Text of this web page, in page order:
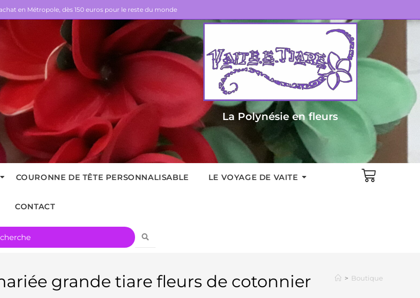
en Métropole, dès 150 euros pour le reste du monde
La Polynésie en fleurs
COURONNE DE TÊTE PERSONNALISABLE LE VOYAGE DE VAITE
CONTACT
grande tiare fleurs de cotonnier > Boutique